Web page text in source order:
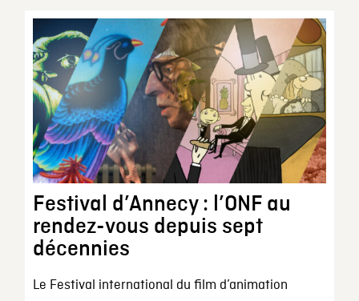
Festival d’Annecy : l’ONF au
rendez-vous depuis sept
décennies
Le Festival international du film d’animation